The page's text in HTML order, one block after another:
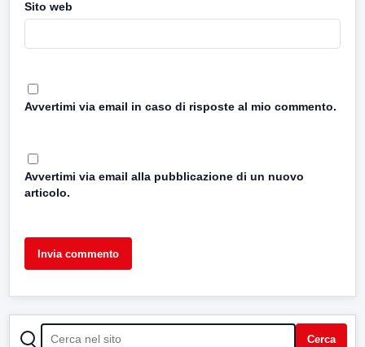
Sito web
Avvertimi via email in caso di risposte al mio commento.
Avvertimi via email alla pubblicazione di un nuovo
articolo.
CERCA Cerca